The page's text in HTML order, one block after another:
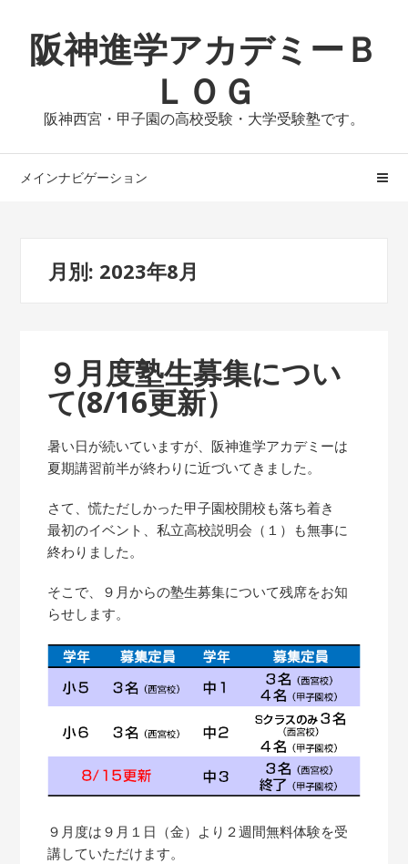
ビ
ゲ
ン
へ
ン
テ
ス
キ
阪神進学アカデミーＢ
ＬＯＧ
阪神西宮・甲子園の高校受験・大学受験塾です。
メインナビゲーション
月別: 2023年8月
９月度塾生募集につい
て(8/16更新）
暑い日が続いていますが、阪神進学アカデミーは
夏期講習前半が終わりに近づいてきました。
さて、慌ただしかった甲子園校開校も落ち着き
最初のイベント、私立高校説明会（１）も無事に
終わりました。
そこで、９月からの塾生募集について残席をお知
らせします。
９月度は９月１日（金）より２週間無料体験を受
講していただけます。